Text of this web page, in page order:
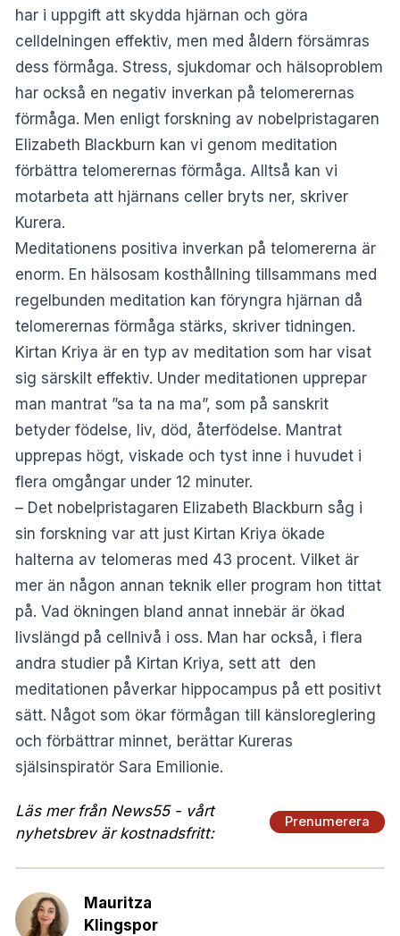
har i uppgift att skydda hjärnan och göra
celldelningen effektiv, men med åldern försämras
dess förmåga. Stress, sjukdomar och hälsoproblem
har också en negativ inverkan på telomerernas
förmåga. Men enligt forskning av nobelpristagaren
Elizabeth Blackburn kan vi genom meditation
förbättra telomerernas förmåga. Alltså kan vi
motarbeta att hjärnans celler bryts ner, skriver
Kurera.
Meditationens positiva inverkan på telomererna är
enorm. En hälsosam kosthållning tillsammans med
regelbunden meditation kan föryngra hjärnan då
telomerernas förmåga stärks, skriver tidningen.
Kirtan Kriya är en typ av meditation som har visat
sig särskilt effektiv. Under meditationen upprepar
man mantrat ”sa ta na ma”, som på sanskrit
betyder födelse, liv, död, återfödelse. Mantrat
upprepas högt, viskade och tyst inne i huvudet i
flera omgångar under 12 minuter.
– Det nobelpristagaren Elizabeth Blackburn såg i
sin forskning var att just Kirtan Kriya ökade
halterna av telomeras med 43 procent. Vilket är
mer än någon annan teknik eller program hon tittat
på. Vad ökningen bland annat innebär är ökad
livslängd på cellnivå i oss. Man har också, i flera
andra studier på Kirtan Kriya, sett att den
meditationen påverkar hippocampus på ett positivt
sätt. Något som ökar förmågan till känsloreglering
och förbättrar minnet, berättar Kureras
själsinspiratör Sara Emilionie.
Läs mer från News55 - vårt
nyhetsbrev är kostnadsfritt:
Prenumerera
Mauritza
Klingspor